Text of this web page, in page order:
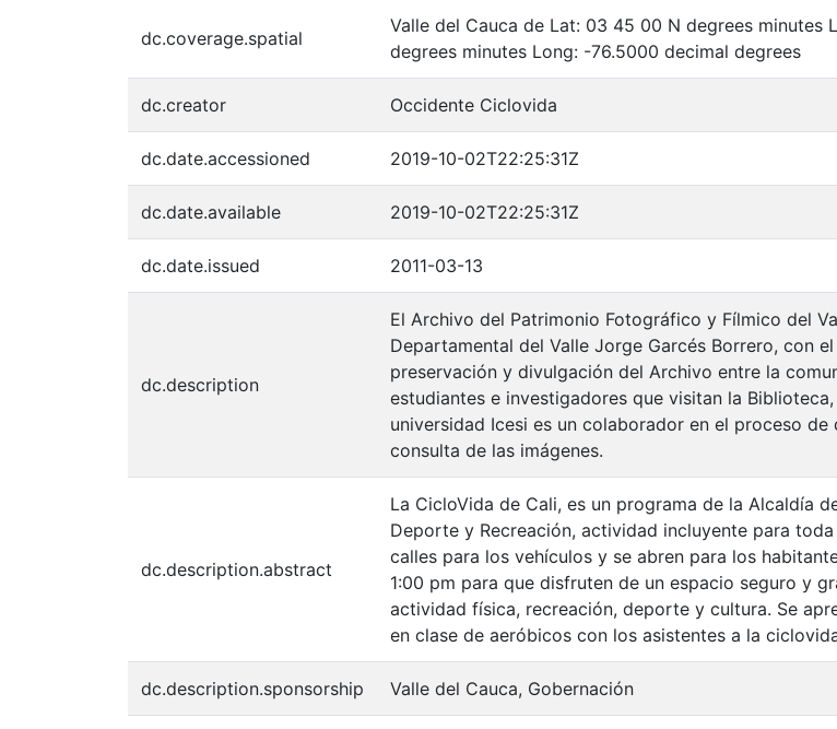
dc.coverage.spatial
Valle del Cauca de Lat: 03 45 00 N degrees
degrees minutes Long: -76.5000 decimal degrees
dc.creator Occidente Ciclovida
dc.date.accessioned 2019-10-02T22:25:31Z
dc.date.available 2019-10-02T22:25:31Z
dc.date.issued 2011-03-13
dc.description
El Archivo del Patrimonio Fotográfico y Fílmico del
Departamental del Valle Jorge Garcés Borrero, con
preservación y divulgación del Archivo entre la
estudiantes e investigadores que visitan la
universidad Icesi es un colaborador en el proceso
consulta de las imágenes.
dc.description.abstract
La CicloVida de Cali, es un programa de la Alcaldía
Deporte y Recreación, actividad incluyente para
calles para los vehículos y se abren para los
1:00 pm para que disfruten de un espacio seguro y
actividad física, recreación, deporte y cultura. Se
en clase de aeróbicos con los asistentes a la
dc.description.sponsorship Valle del Cauca, Gobernación